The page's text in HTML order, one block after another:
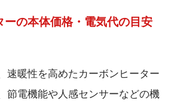
ーの本体価格・電気代の目安
速暖性を高めたカーボンヒーター
節電機能や人感センサーなどの機